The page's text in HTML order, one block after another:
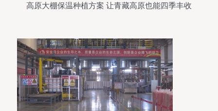
高原大棚保温种植方案 让青藏高原也能四季丰收